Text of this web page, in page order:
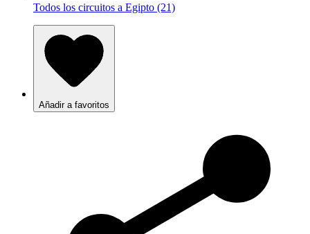
Todos los circuitos a Egipto (21)
Añadir a favoritos